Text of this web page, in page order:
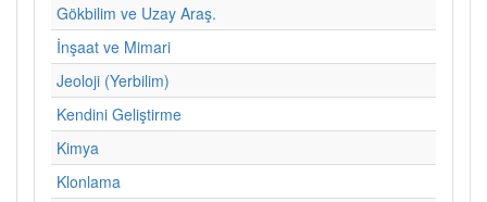
Gökbilim ve Uzay Araş.
İnşaat ve Mimari
Jeoloji (Yerbilim)
Kendini Geliştirme
Kimya
Klonlama